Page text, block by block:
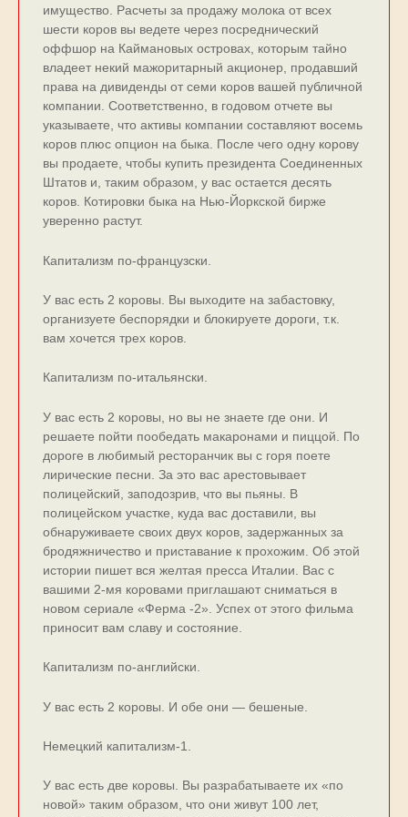
имущество. Расчеты за продажу молока от всех
шести коров вы ведете через посреднический
оффшор на Каймановых островах, которым тайно
владеет некий мажоритарный акционер, продавший
права на дивиденды от семи коров вашей публичной
компании. Соответственно, в годовом отчете вы
указываете, что активы компании составляют восемь
коров плюс опцион на быка. После чего одну корову
вы продаете, чтобы купить президента Соединенных
Штатов и, таким образом, у вас остается десять
коров. Котировки быка на Нью-Йоркской бирже
уверенно растут.
Капитализм по-французски.
У вас есть 2 коровы. Вы выходите на забастовку,
организуете беспорядки и блокируете дороги, т.к.
вам хочется трех коров.
Капитализм по-итальянски.
У вас есть 2 коровы, но вы не знаете где они. И
решаете пойти пообедать макаронами и пиццой. По
дороге в любимый ресторанчик вы с горя поете
лирические песни. За это вас арестовывает
полицейский, заподозрив, что вы пьяны. В
полицейском участке, куда вас доставили, вы
обнаруживаете своих двух коров, задержанных за
бродяжничество и приставание к прохожим. Об этой
истории пишет вся желтая пресса Италии. Вас с
вашими 2-мя коровами приглашают сниматься в
новом сериале «Ферма -2». Успех от этого фильма
приносит вам славу и состояние.
Капитализм по-английски.
У вас есть 2 коровы. И обе они — бешеные.
Немецкий капитализм-1.
У вас есть две коровы. Вы разрабатываете их «по
новой» таким образом, что они живут 100 лет,